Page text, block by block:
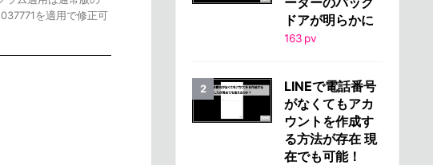
を適用で修正可
ドアが明らかに
163 pv
LINEで電話番号
がなくてもアカ
ウントを作成す
る方法が存在 現
在でも可能！